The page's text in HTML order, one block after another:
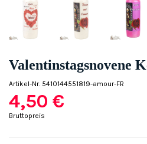
Valentinstagsnovene
Artikel-Nr. 5410144551819-amour-FR
4,50 €
Bruttopreis